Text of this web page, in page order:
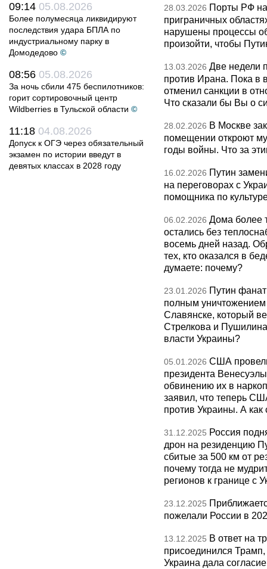
09:14 05.08.2026
Более полумесяца ликвидируют
последствия удара БПЛА по
индустриальному парку в
Домодедово ©
08:56 05.08.2026
За ночь сбили 475 беспилотников:
горит сортировочный центр
Wildberries в Тульской области ©
11:18 04.08.2026
Допуск к ОГЭ через обязательный
экзамен по истории введут в
девятых классах в 2028 году
28.03.2026 Порты РФ
приграничных
нарушены процессы
произойти, чтобы
13.03.2026 Две недели
против Ирана. Пока в
отменил санкции в
Что сказали бы Вы о
28.02.2026 В Москве
помещении откроют
годы войны. Что за
16.02.2026 Путин
на переговорах с
помощника по
06.02.2026 Дома более
остались без
восемь дней назад.
тех, кто оказался в
думаете: почему?
23.01.2026 Путин
полным уничтожением
Славянске, который
Стрелкова и Пушилина
власти Украины?
05.01.2026 США
президента
обвинению их в
заявил, что теперь
против Украины. А как
31.12.2025 Россия
дрон на резиденцию
сбитые за 500 км от
почему тогда не
регионов к границе с
23.12.2025
пожелали России в
13.12.2025 В ответ на
присоединился
Украина дала